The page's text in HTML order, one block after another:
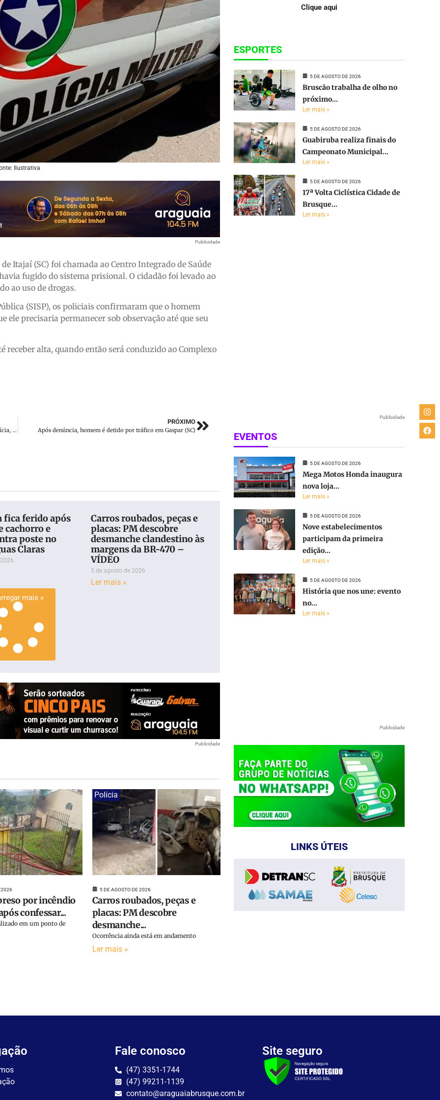
Ilustrativa
Publicidade
Itajaí (SC) foi chamada ao Centro Integrado de Saúde
fugido do sistema prisional. O cidadão foi levado ao
ao uso de drogas.
(SISP), os policiais confirmaram que o homem
precisaria permanecer sob observação até que seu
alta, quando então será conduzido ao Complexo
Após tentativa de fuga, suspeito por tráfico é detido pela polícia, em Itajaí (SC)
PRÓXIMO
Após denúncia, homem é detido por tráfico em Gaspar (SC)
fica ferido após
cachorro e
poste no
Claras
Carros roubados, peças e
placas: PM descobre
desmanche clandestino às
margens da BR-470 –
VÍDEO
5 de agosto de 2026
Ler mais »
mais »
Publicidade
2026
por incêndio
confessar...
em um ponto de
Polícia
5 DE AGOSTO DE 2026
Carros roubados, peças e
placas: PM descobre
desmanche...
Ocorrência ainda está em andamento
Ler mais »
Clique aqui
ESPORTES
5 DE AGOSTO DE 2026
Bruscão trabalha de olho no
próximo...
Ler mais »
5 DE AGOSTO DE 2026
Guabiruba realiza finais do
Campeonato Municipal...
Ler mais »
5 DE AGOSTO DE 2026
17ª Volta Ciclística Cidade de
Brusque...
Ler mais »
Publicidade
EVENTOS
5 DE AGOSTO DE 2026
Mega Motos Honda inaugura
nova loja...
Ler mais »
5 DE AGOSTO DE 2026
Nove estabelecimentos
participam da primeira
edição...
Ler mais »
5 DE AGOSTO DE 2026
História que nos une: evento
no...
Ler mais »
Publicidade
LINKS ÚTEIS
Fale conosco
(47) 3351-1744
(47) 99211-1139
contato@araguaiabrusque.com.br
Site seguro